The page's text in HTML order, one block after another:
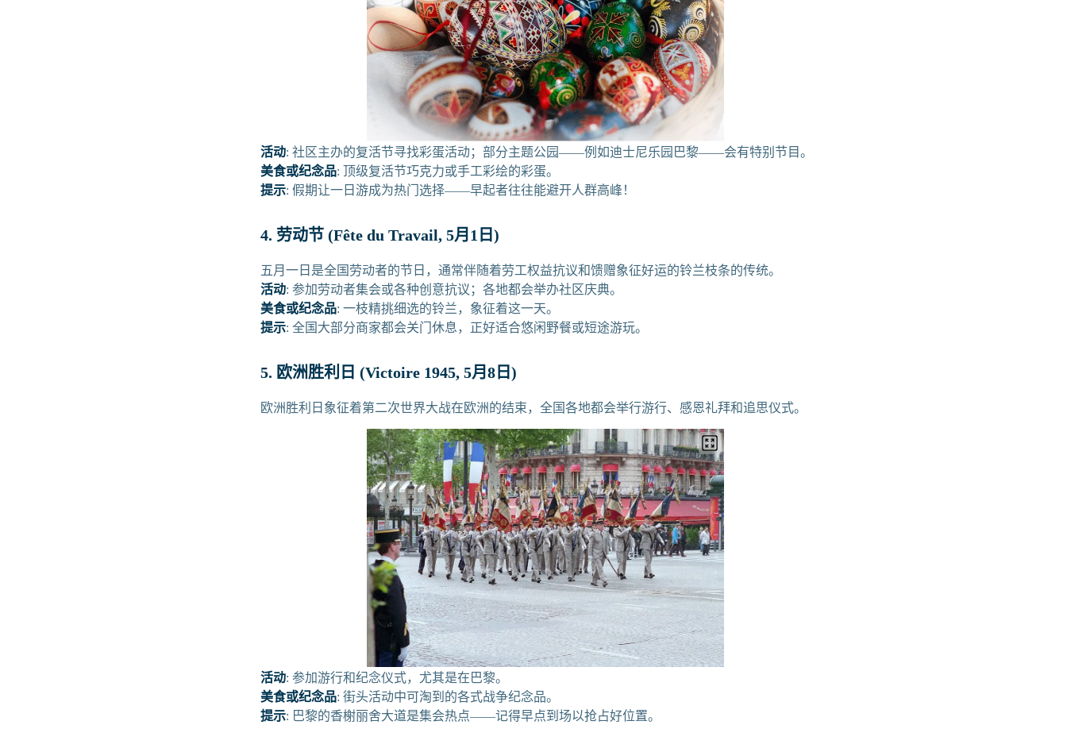
活动: 社区主办的复活节寻找彩蛋活动；部分主题公园——例如迪士尼乐园巴黎——会有特别节目。
美食或纪念品: 顶级复活节巧克力或手工彩绘的彩蛋。
提示: 假期让一日游成为热门选择——早起者往往能避开人群高峰！
4. 劳动节 (Fête du Travail, 5月1日)
五月一日是全国劳动者的节日，通常伴随着劳工权益抗议和馈赠象征好运的铃兰枝条的传统。
活动: 参加劳动者集会或各种创意抗议；各地都会举办社区庆典。
美食或纪念品: 一枝精挑细选的铃兰，象征着这一天。
提示: 全国大部分商家都会关门休息，正好适合悠闲野餐或短途游玩。
5. 欧洲胜利日 (Victoire 1945, 5月8日)
欧洲胜利日象征着第二次世界大战在欧洲的结束，全国各地都会举行游行、感恩礼拜和追思仪式。
活动: 参加游行和纪念仪式，尤其是在巴黎。
美食或纪念品: 街头活动中可淘到的各式战争纪念品。
提示: 巴黎的香榭丽舍大道是集会热点——记得早点到场以抢占好位置。